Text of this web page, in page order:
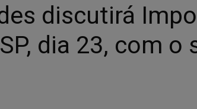
discutirá
dia 23, com o